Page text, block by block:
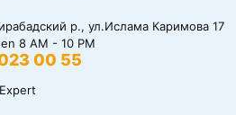
р., ул.Ислама Каримова 17
8 AM - 10 PM
00 55